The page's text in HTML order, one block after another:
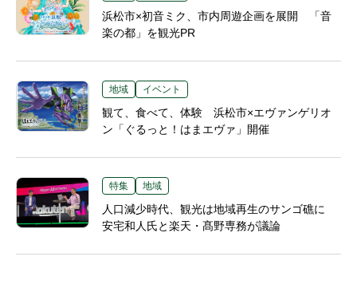
浜松市×初音ミク、市内周遊企画を展開 「音
楽の都」を観光PR
地域 イベント
観て、食べて、体験 浜松市×エヴァンゲリオ
ン「ぐるっと！はまエヴァ」開催
特集 地域
人口減少時代、観光は地域再生のサンゴ礁に
安宅和人氏と楽天・髙野専務が議論